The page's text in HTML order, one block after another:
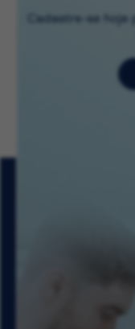
Cadastre-se